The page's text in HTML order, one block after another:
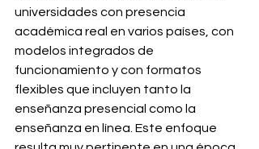
universidades con presencia
académica real en varios países, con
modelos integrados de
funcionamiento y con formatos
flexibles que incluyen tanto la
enseñanza presencial como la
enseñanza en línea. Este enfoque